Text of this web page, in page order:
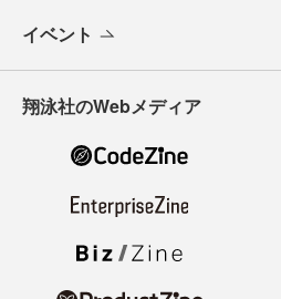
イベント
翔泳社のWebメディア